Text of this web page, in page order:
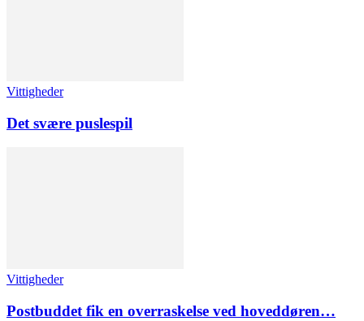
Vittigheder
Det svære puslespil
Vittigheder
Postbuddet fik en overraskelse ved hoveddøren…